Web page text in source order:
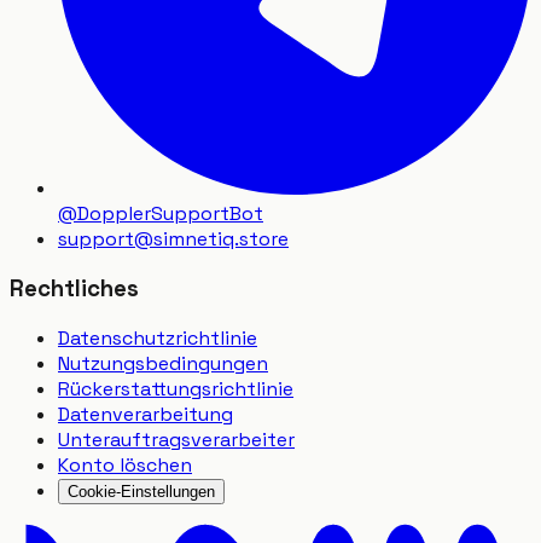
@DopplerSupportBot
support@simnetiq.store
Rechtliches
Datenschutzrichtlinie
Nutzungsbedingungen
Rückerstattungsrichtlinie
Datenverarbeitung
Unterauftragsverarbeiter
Konto löschen
Cookie-Einstellungen